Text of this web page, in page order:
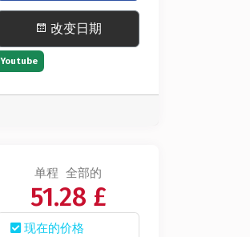
改变日期
Youtube
单程 全部的
51.28 £
现在的价格